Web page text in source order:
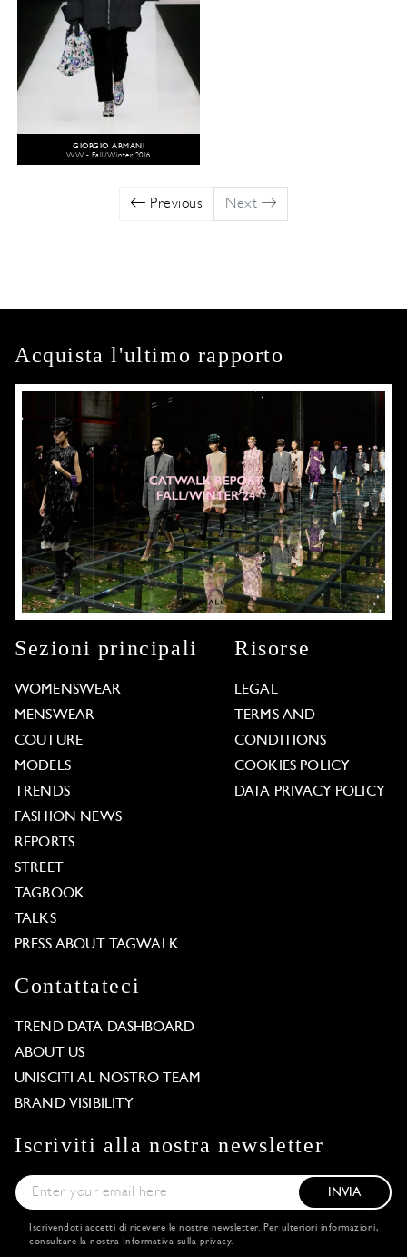
GIORGIO ARMANI
WW - Fall/Winter 2016
Previous Next
Acquista l'ultimo rapporto
Sezioni principali
WOMENSWEAR
MENSWEAR
COUTURE
MODELS
TRENDS
FASHION NEWS
REPORTS
STREET
TAGBOOK
TALKS
PRESS ABOUT TAGWALK
Risorse
LEGAL
TERMS AND
CONDITIONS
COOKIES POLICY
DATA PRIVACY POLICY
Contattateci
TREND DATA DASHBOARD
ABOUT US
UNISCITI AL NOSTRO TEAM
BRAND VISIBILITY
Iscriviti alla nostra newsletter
INVIA
Iscrivendoti accetti di ricevere le nostre newsletter. Per ulteriori informazioni,
consultare la nostra Informativa sulla privacy.